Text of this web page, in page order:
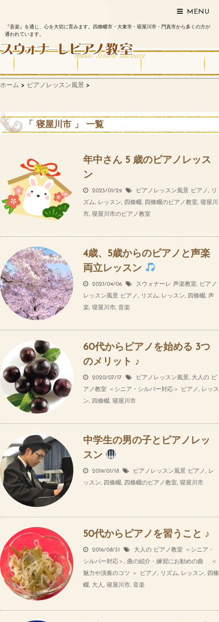
MENU
『音楽』を通じ、心を大切に育みます。四條畷市・大東市・寝屋川市・門真市から多くの方が
通われています。
ホーム > ピアノレッスン風景 >
「 寝屋川市 」 一覧
年中さん 5 歳のピアノレッス
ン
2023/01/29 ピアノレッスン風景 ピアノ, リ
ズム, レッスン, 四條畷, 四條畷のピアノ教室, 寝屋川
市, 寝屋川市のピアノ教室
4歳、5歳からのピアノと声楽
両立レッスン
2021/04/06 スウォナーレ 声楽教室, ピアノ
レッスン風景 ピアノ, リズム, レッスン, 四條畷, 声
楽, 寝屋川市, 音楽
60代からピアノを始める 3つ
のメリット ♪
2020/07/17 ピアノレッスン風景, 大人の ピ
アノ教室 ＜シニア・シルバー対応＞
ピアノ, レッス
ン, 四條畷, 寝屋川市
中学生の男の子とピアノレッ
スン
2019/01/18 ピアノレッスン風景 ピアノ, レ
ッスン, 四條畷, 四條畷のピアノ教室, 寝屋川市
50代からピアノを習うこと ♪
2016/08/31
大人の ピアノ教室 ＜シニア・
シルバー対応＞ , 曲の紹介・練習にお勧めの曲 ＜
魅力や演奏のコツ ＞
ピアノ, リズム, レッスン, 四條
畷, 大人, 寝屋川市, 音楽